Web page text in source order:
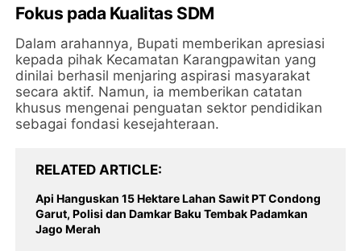
Fokus pada Kualitas SDM
​Dalam arahannya, Bupati memberikan apresiasi
kepada pihak Kecamatan Karangpawitan yang
dinilai berhasil menjaring aspirasi masyarakat
secara aktif. Namun, ia memberikan catatan
khusus mengenai penguatan sektor pendidikan
sebagai fondasi kesejahteraan.
RELATED ARTICLE
Api Hanguskan 15 Hektare Lahan Sawit PT Condong
Garut, Polisi dan Damkar Baku Tembak Padamkan
Jago Merah